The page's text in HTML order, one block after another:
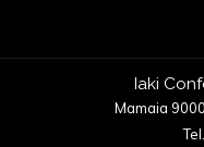
Iaki
Mamaia